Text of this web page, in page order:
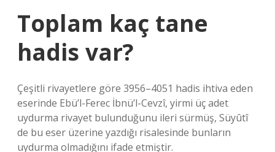
Toplam kaç tane
hadis var?
Çeşitli rivayetlere göre 3956–4051 hadis ihtiva eden
eserinde Ebü’l-Ferec İbnü’l-Cevzî, yirmi üç adet
uydurma rivayet bulunduğunu ileri sürmüş, Süyûtî
de bu eser üzerine yazdığı risalesinde bunların
uydurma olmadığını ifade etmiştir.